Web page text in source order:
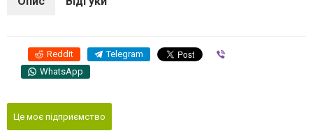
Reddit Telegram
WhatsApp
Це моє підприємство